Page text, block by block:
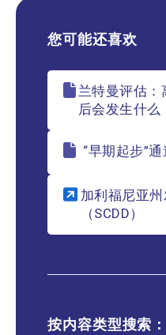
您可能还喜欢
兰特曼评估：
后会发生什么
“早期起步”
加利福尼亚
（SCDD）
按内容类型搜索：